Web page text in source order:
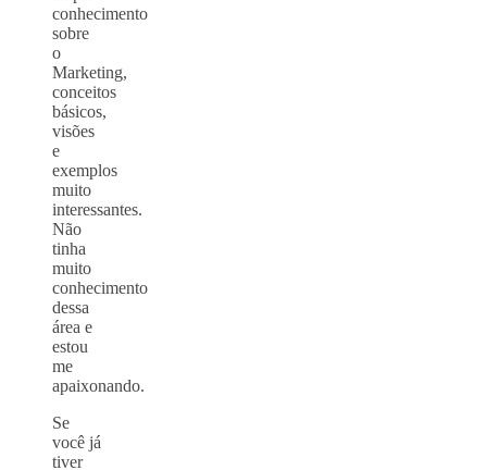
conhecimento
sobre
o
Marketing,
conceitos
básicos,
visões
e
exemplos
muito
interessantes.
Não
tinha
muito
conhecimento
dessa
área e
estou
me
apaixonando.
Se
você já
tiver